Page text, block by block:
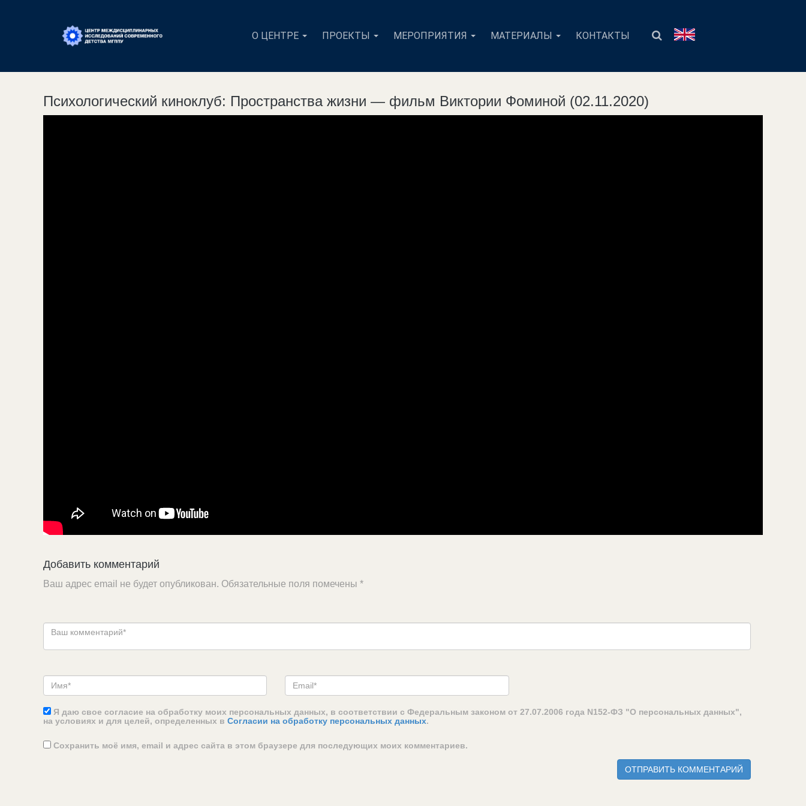
О ЦЕНТРЕ ПРОЕКТЫ МЕРОПРИЯТИЯ МАТЕРИАЛЫ КОНТАКТЫ
Психологический киноклуб: Пространства жизни — фильм Виктории Фоминой (02.11.2020)
Добавить комментарий
Ваш адрес email не будет опубликован. Обязательные поля помечены *
Я даю свое согласие на обработку моих персональных данных, в соответствии с Федеральным законом от 27.07.2006 года N152-ФЗ "О персональных данных",
на условиях и для целей, определенных в Согласии на обработку персональных данных.
Сохранить моё имя, email и адрес сайта в этом браузере для последующих моих комментариев.